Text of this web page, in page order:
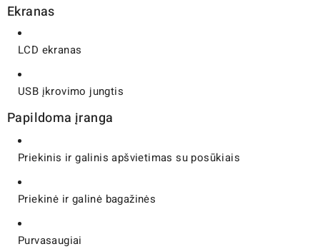
Ekranas
LCD ekranas
USB įkrovimo jungtis
Papildoma įranga
Priekinis ir galinis apšvietimas su posūkiais
Priekinė ir galinė bagažinės
Purvasaugiai